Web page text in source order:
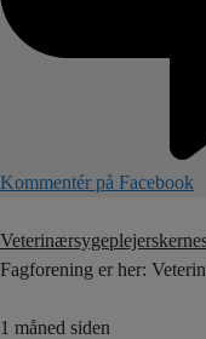
Kommentér på Facebook
Fagforening er her:
1 måned siden